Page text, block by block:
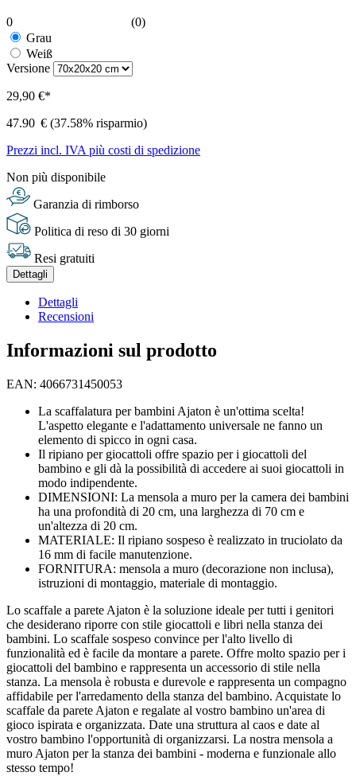
0
(0)
Grau
Weiß
Versione
29,90 €*
47.90 € (37.58% risparmio)
Prezzi incl. IVA più costi di spedizione
Non più disponibile
Garanzia di rimborso
Politica di reso di 30 giorni
Resi gratuiti
Dettagli
Dettagli
Recensioni
Informazioni sul prodotto
EAN: 4066731450053
La scaffalatura per bambini Ajaton è un'ottima scelta!
L'aspetto elegante e l'adattamento universale ne fanno un
elemento di spicco in ogni casa.
Il ripiano per giocattoli offre spazio per i giocattoli del
bambino e gli dà la possibilità di accedere ai suoi giocattoli in
modo indipendente.
DIMENSIONI: La mensola a muro per la camera dei bambini
ha una profondità di 20 cm, una larghezza di 70 cm e
un'altezza di 20 cm.
MATERIALE: Il ripiano sospeso è realizzato in truciolato da
16 mm di facile manutenzione.
FORNITURA: mensola a muro (decorazione non inclusa),
istruzioni di montaggio, materiale di montaggio.
Lo scaffale a parete Ajaton è la soluzione ideale per tutti i genitori
che desiderano riporre con stile giocattoli e libri nella stanza dei
bambini. Lo scaffale sospeso convince per l'alto livello di
funzionalità ed è facile da montare a parete. Offre molto spazio per i
giocattoli del bambino e rappresenta un accessorio di stile nella
stanza. La mensola è robusta e durevole e rappresenta un compagno
affidabile per l'arredamento della stanza del bambino. Acquistate lo
scaffale da parete Ajaton e regalate al vostro bambino un'area di
gioco ispirata e organizzata. Date una struttura al caos e date al
vostro bambino l'opportunità di organizzarsi. La nostra mensola a
muro Ajaton per la stanza dei bambini - moderna e funzionale allo
stesso tempo!